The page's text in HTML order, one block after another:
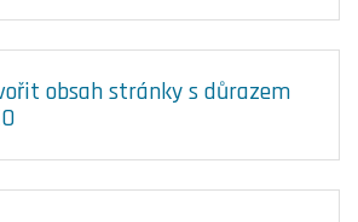
obsah stránky s důrazem